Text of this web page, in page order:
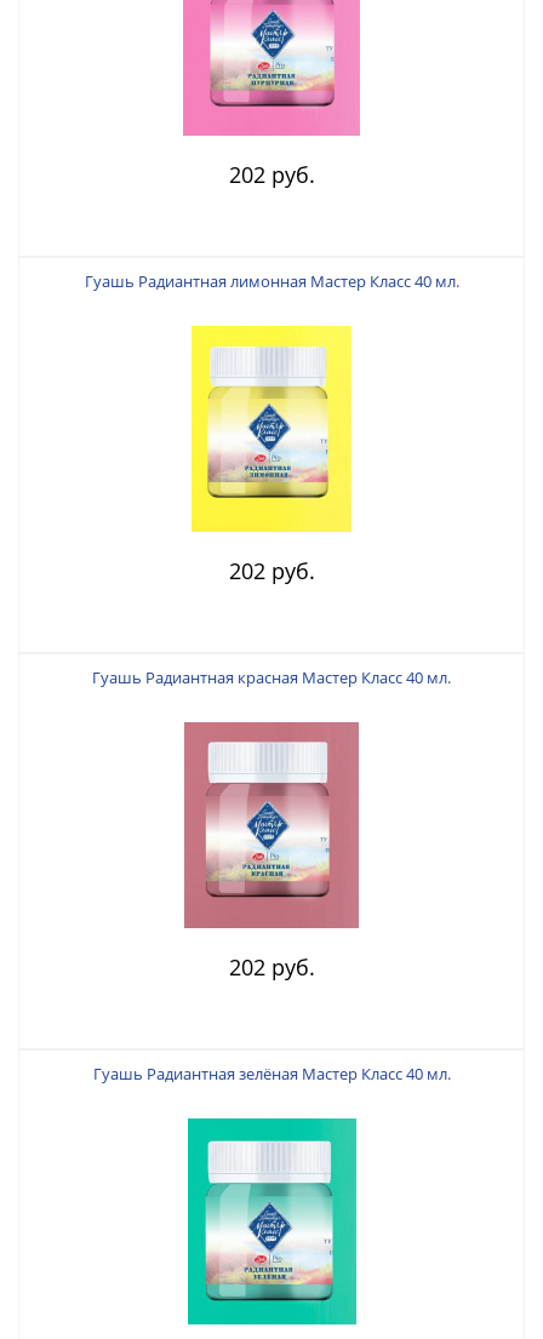
202 руб.
Гуашь Радиантная лимонная Мастер Класс 40 мл.
202 руб.
Гуашь Радиантная красная Мастер Класс 40 мл.
202 руб.
Гуашь Радиантная зелёная Мастер Класс 40 мл.